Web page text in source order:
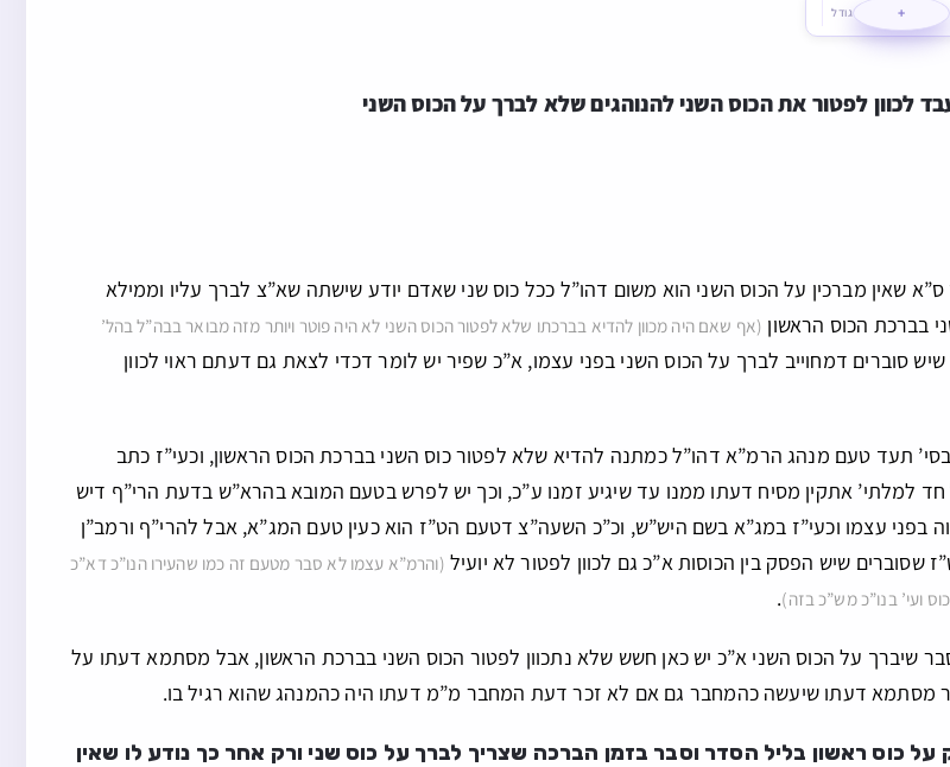
+ גודל
לכוון לפטור את הכוס השני להנוהגים שלא לברך על הכוס השני
שאין מברכין על הכוס השני הוא משום דהו”ל ככל כוס שני שאדם יודע שישתה שא”צ לברך עליו וממילא
בברכת הכוס הראשון (אף שאם היה מכוון להדיא בברכתו שלא לפטור הכוס השני לא היה פוטר ויותר מזה מבואר בבה”ל בהל’
סוברים דמחוייב לברך על הכוס השני בפני עצמו, א”כ שפיר יש לומר דכדי לצאת גם דעתם ראוי לכוון
תעד טעם מנהג הרמ”א דהו”ל כמתנה להדיא שלא לפטור כוס השני בברכת הכוס הראשון, וכעי”ז כתב
חד למלתי’ אתקין מסיח דעתו ממנו עד שיגיע זמנו ע”כ, וכך יש לפרש בטעם המובא בהרא”ש בדעת הרי”ף דיש
בפני עצמו וכעי”ז במג”א בשם היש”ש, וכ”כ השעה”צ דטעם הט”ז הוא כעין טעם המג”א, אבל להרי”ף ורמב”ן
שסוברים שיש הפסק בין הכוסות א”כ גם לכוון לפטור לא יועיל (והרמ”א עצמו לא סבר מטעם זה כמו שהעירו הנו”כ דא”כ
ועי’ בנו”כ מש”כ בזה).
שיברך על הכוס השני א”כ יש כאן חשש שלא נתכוון לפטור הכוס השני בברכת הראשון, אבל מסתמא דעתו על
מסתמא דעתו שיעשה כהמחבר גם אם לא זכר דעת המחבר מ”מ דעתו היה כהמנהג שהוא רגיל בו.
כוס ראשון בליל הסדר וסבר בזמן הברכה שצריך לברך על כוס שני ורק אחר כך נודע לו שאין